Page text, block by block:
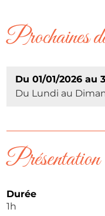
Prochaines
Du 01/01/2026 au
Du Lundi au
Présentation
Durée
1h